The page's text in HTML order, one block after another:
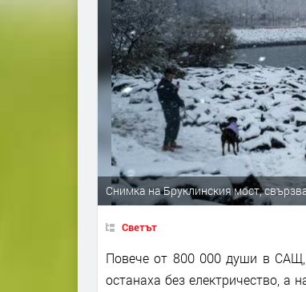
Снимка на Бруклинския мост,
Светът
Повече от 800 000 души в
останаха без електричество, а